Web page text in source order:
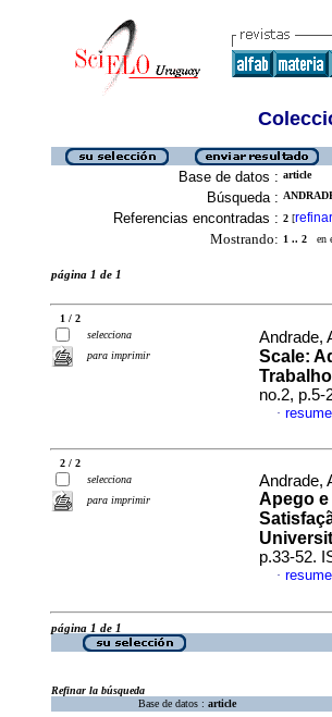
Base de datos : article
Búsqueda :
Referencias encontradas : 2 [refinar
Mostrando: 1 .. 2 en
página 1 de 1
1 / 2
selecciona
para imprimir
Andrade,
Scale:
no.2, p.5-
·
2 / 2
selecciona
para imprimir
Andrade,
Apego
p.33-52.
·
página 1 de 1
Refinar la búsqueda
Base de datos : article